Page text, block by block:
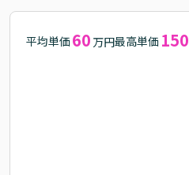
平均単価 60 万円最高単価 150